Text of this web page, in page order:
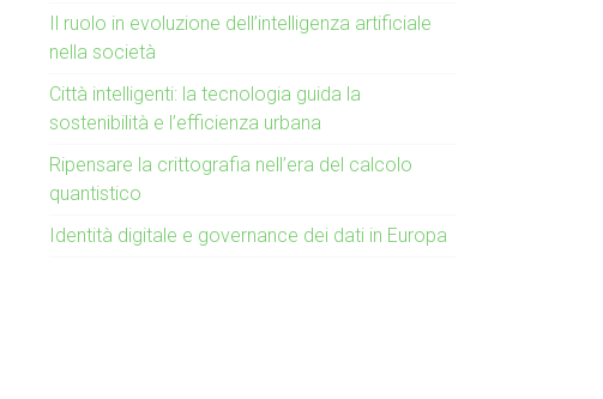
Il ruolo in evoluzione dell’intelligenza artificiale
nella società
Città intelligenti: la tecnologia guida la
sostenibilità e l’efficienza urbana
Ripensare la crittografia nell’era del calcolo
quantistico
Identità digitale e governance dei dati in Europa